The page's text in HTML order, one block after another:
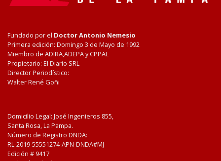
Fundado por el Doctor Antonio Nemesio
Primera edición: Domingo 3 de Mayo de 1992
Miembro de ADIRA,ADEPA y CPPAL
Propietario: El Diario SRL
Director Periodístico:
Walter René Goñi
Domicilio Legal: José Ingenieros 855,
Santa Rosa, La Pampa.
Número de Registro DNDA:
RL-2019-55551274-APN-DNDA#MJ
Edición # 9417